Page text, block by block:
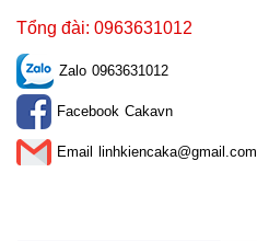
Tổng đài: 0963631012
Zalo 0963631012
Facebook Cakavn
Email linhkiencaka@gmail.com